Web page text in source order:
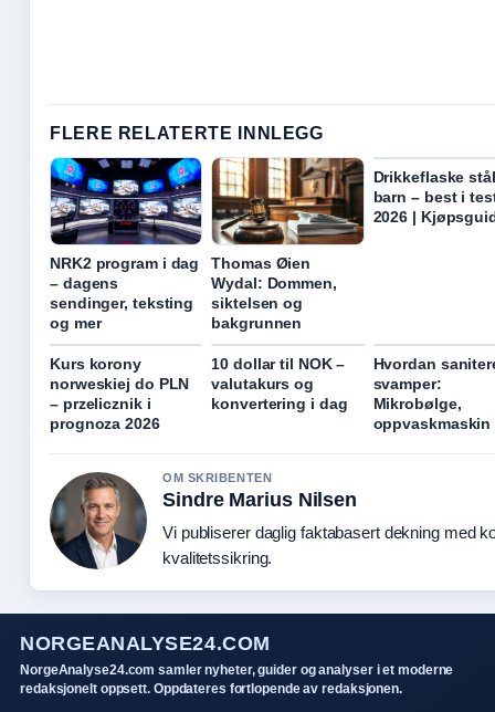
FLERE RELATERTE INNLEGG
NRK2 program i dag
– dagens
sendinger, teksting
og mer
Thomas Øien
Wydal: Dommen,
siktelsen og
bakgrunnen
Drikkeflaske stål
barn – best i
2026 |
Kurs korony
norweskiej do PLN
– przelicznik i
prognoza 2026
10 dollar til NOK –
valutakurs og
konvertering i dag
Hvordan
svamper:
Mikrobølge,
oppvaskmaskin
OM SKRIBENTEN
Sindre Marius Nilsen
Vi publiserer daglig faktabasert dekning med
kvalitetssikring.
NORGEANALYSE24.COM
NorgeAnalyse24.com samler nyheter, guider og analyser i et moderne
redaksjonelt oppsett. Oppdateres fortlopende av redaksjonen.